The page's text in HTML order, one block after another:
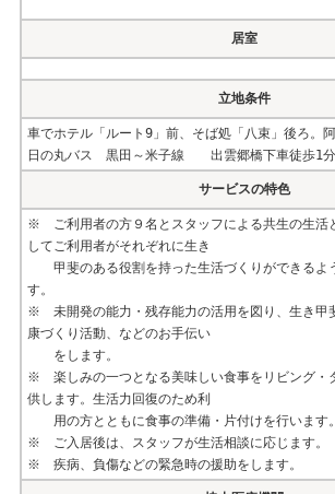
居室
立地条件
車でホテル「ルート9」前、そば処「八束」後ろ。阿
日の丸バス 黒田～米子線 出雲郷橋下車徒歩1分
サービスの特色
※ ご利用者の方９名とスタッフによる共生の生活
してご利用者がそれぞれに生き
甲斐のある役割を持った生活づくりができるよ
す。
※ 未開発の能力・残存能力の活用を図り、生き甲
康づくり活動、などのお手伝い
をします。
※ 楽しみの一つとなる美味しい食事をリビング・
供します。生活力回復のため利
用の方とともに食事の準備・片付けを行います。
※ ご入居後は、スタッフが生活相談に応じます。
※ 疾病、負傷などの緊急時の援助をします。